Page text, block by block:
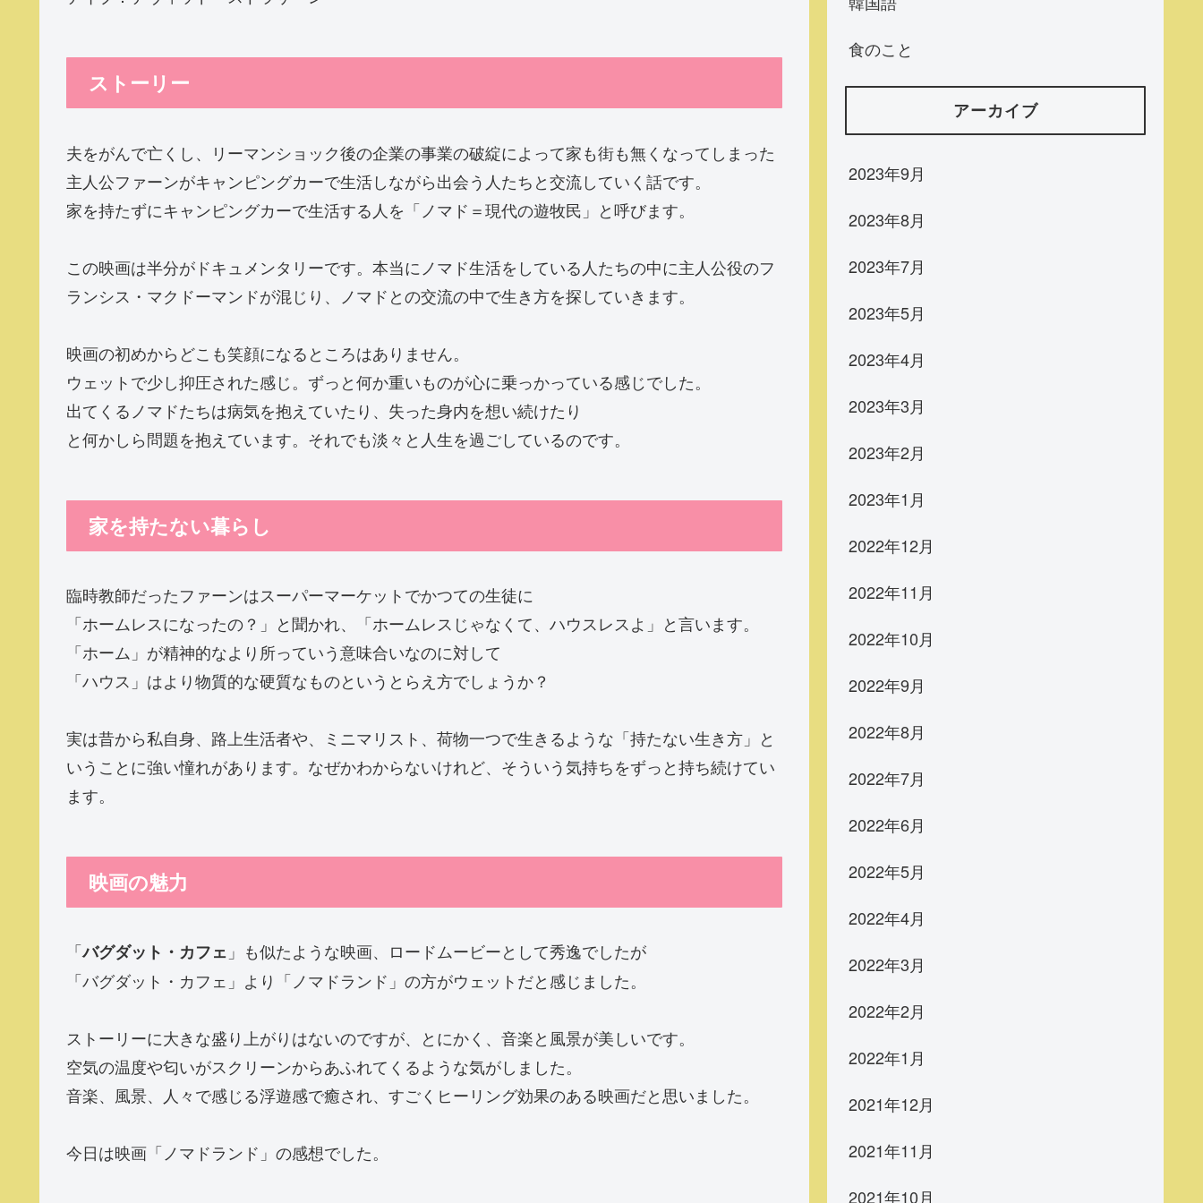
ストーリー
夫をがんで亡くし、リーマンショック後の企業の事業の破綻によって家も街も無くなってしまった
主人公ファーンがキャンピングカーで生活しながら出会う人たちと交流していく話です。
家を持たずにキャンピングカーで生活する人を「ノマド＝現代の遊牧民」と呼びます。
この映画は半分がドキュメンタリーです。本当にノマド生活をしている人たちの中に主人公役のフ
ランシス・マクドーマンドが混じり、ノマドとの交流の中で生き方を探していきます。
映画の初めからどこも笑顔になるところはありません。
ウェットで少し抑圧された感じ。ずっと何か重いものが心に乗っかっている感じでした。
出てくるノマドたちは病気を抱えていたり、失った身内を想い続けたり
と何かしら問題を抱えています。それでも淡々と人生を過ごしているのです。
家を持たない暮らし
臨時教師だったファーンはスーパーマーケットでかつての生徒に
「ホームレスになったの？」と聞かれ、「ホームレスじゃなくて、ハウスレスよ」と言います。
「ホーム」が精神的なより所っていう意味合いなのに対して
「ハウス」はより物質的な硬質なものというとらえ方でしょうか？
実は昔から私自身、路上生活者や、ミニマリスト、荷物一つで生きるような「持たない生き方」と
いうことに強い憧れがあります。なぜかわからないけれど、そういう気持ちをずっと持ち続けてい
ます。
映画の魅力
「バグダット・カフェ 」も似たような映画、ロードムービーとして秀逸でしたが
「バグダット・カフェ」より「ノマドランド」の方がウェットだと感じました。
ストーリーに大きな盛り上がりはないのですが、とにかく、音楽と風景が美しいです。
空気の温度や匂いがスクリーンからあふれてくるような気がしました。
音楽、風景、人々で感じる浮遊感で癒され、すごくヒーリング効果のある映画だと思いました。
今日は映画「ノマドランド」の感想でした。
食のこと
アーカイブ
2023年9月
2023年8月
2023年7月
2023年5月
2023年4月
2023年3月
2023年2月
2023年1月
2022年12月
2022年11月
2022年10月
2022年9月
2022年8月
2022年7月
2022年6月
2022年5月
2022年4月
2022年3月
2022年2月
2022年1月
2021年12月
2021年11月
2021年10月